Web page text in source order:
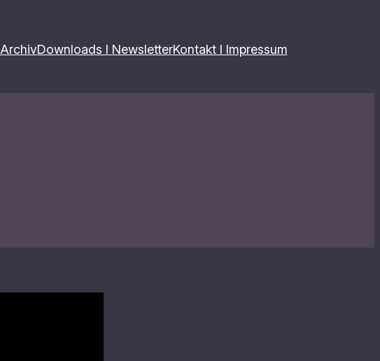
ArchivDownloads I NewsletterKontakt I Impressum